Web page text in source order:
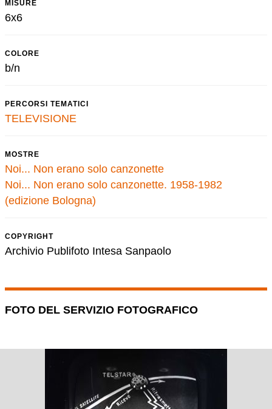
MISURE
6x6
COLORE
b/n
PERCORSI TEMATICI
TELEVISIONE
MOSTRE
Noi... Non erano solo canzonette
Noi... Non erano solo canzonette. 1958-1982
(edizione Bologna)
COPYRIGHT
Archivio Publifoto Intesa Sanpaolo
FOTO DEL SERVIZIO FOTOGRAFICO